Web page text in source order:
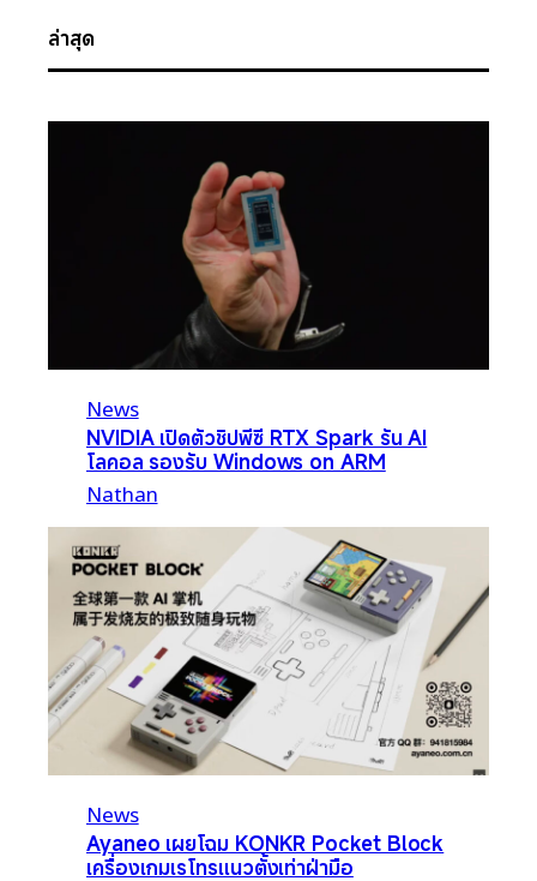
ล่าสุด
News
NVIDIA เปิดตัวชิปพีซี RTX Spark รัน AI
โลคอล รองรับ Windows on ARM
Nathan
News
Ayaneo เผยโฉม KONKR Pocket Block
เครื่องเกมเรโทรแนวตั้งเท่าฝ่ามือ